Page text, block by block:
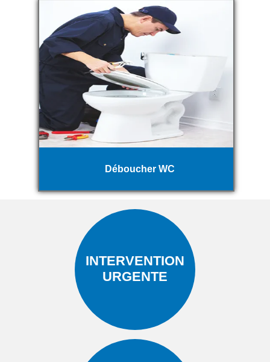
Déboucher WC
INTERVENTION
URGENTE